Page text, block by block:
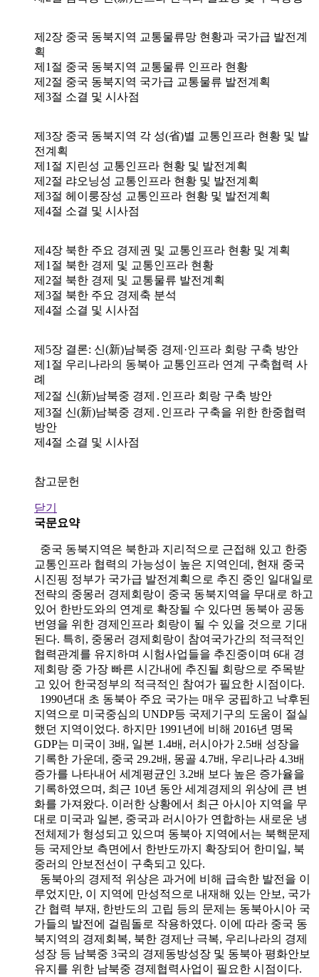
제2장 중국 동북지역 교통물류망 현황과 국가급 발전계
획
제1절 중국 동북지역 교통물류 인프라 현황
제2절 중국 동북지역 국가급 교통물류 발전계획
제3절 소결 및 시사점
제3장 중국 동북지역 각 성(省)별 교통인프라 현황 및 발
전계획
제1절 지린성 교통인프라 현황 및 발전계획
제2절 랴오닝성 교통인프라 현황 및 발전계획
제3절 헤이룽장성 교통인프라 현황 및 발전계획
제4절 소결 및 시사점
제4장 북한 주요 경제권 및 교통인프라 현황 및 계획
제1절 북한 경제 및 교통인프라 현황
제2절 북한 경제 및 교통물류 발전계획
제3절 북한 주요 경제축 분석
제4절 소결 및 시사점
제5장 결론: 신(新)남북중 경제·인프라 회랑 구축 방안
제1절 우리나라의 동북아 교통인프라 연계 구축협력 사
례
제2절 신(新)남북중 경제․인프라 회랑 구축 방안
제3절 신(新)남북중 경제․인프라 구축을 위한 한중협력
방안
제4절 소결 및 시사점
참고문헌
닫기
국문요약
중국 동북지역은 북한과 지리적으로 근접해 있고 한중
교통인프라 협력의 가능성이 높은 지역인데, 현재 중국
시진핑 정부가 국가급 발전계획으로 추진 중인 일대일로
전략의 중몽러 경제회랑이 중국 동북지역을 무대로 하고
있어 한반도와의 연계로 확장될 수 있다면 동북아 공동
번영을 위한 경제인프라 회랑이 될 수 있을 것으로 기대
된다. 특히, 중몽러 경제회랑이 참여국가간의 적극적인
협력관계를 유지하며 시험사업들을 추진중이며 6대 경
제회랑 중 가장 빠른 시간내에 추진될 회랑으로 주목받
고 있어 한국정부의 적극적인 참여가 필요한 시점이다.
1990년대 초 동북아 주요 국가는 매우 궁핍하고 낙후된
지역으로 미국중심의 UNDP등 국제기구의 도움이 절실
했던 지역이었다. 하지만 1991년에 비해 2016년 명목
GDP는 미국이 3배, 일본 1.4배, 러시아가 2.5배 성장을
기록한 가운데, 중국 29.2배, 몽골 4.7배, 우리나라 4.3배
증가를 나타내어 세계평균인 3.2배 보다 높은 증가율을
기록하였으며, 최근 10년 동안 세계경제의 위상에 큰 변
화를 가져왔다. 이러한 상황에서 최근 아시아 지역을 무
대로 미국과 일본, 중국과 러시아가 연합하는 새로운 냉
전체제가 형성되고 있으며 동북아 지역에서는 북핵문제
등 국제안보 측면에서 한반도까지 확장되어 한미일, 북
중러의 안보전선이 구축되고 있다.
동북아의 경제적 위상은 과거에 비해 급속한 발전을 이
루었지만, 이 지역에 만성적으로 내재해 있는 안보, 국가
간 협력 부재, 한반도의 고립 등의 문제는 동북아시아 국
가들의 발전에 걸림돌로 작용하였다. 이에 따라 중국 동
북지역의 경제회복, 북한 경제난 극복, 우리나라의 경제
성장 등 남북중 3국의 경제동방성장 및 동북아 평화안보
유지를 위한 남북중 경제협력사업이 필요한 시점이다.